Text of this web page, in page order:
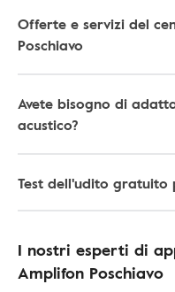
Offerte e servizi del
Poschiavo
Avete bisogno di
acustico?
Test dell'udito gratuito
I nostri esperti di
Amplifon Poschiavo